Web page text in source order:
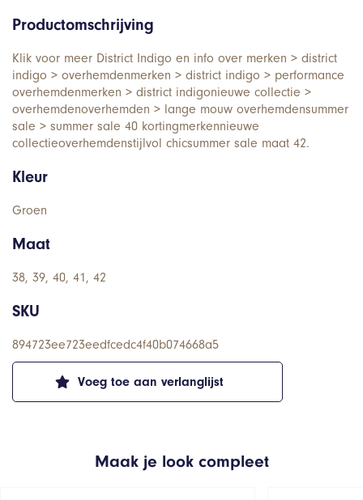
Voeg toe aan verlanglijst
Productomschrijving
Klik voor meer District Indigo en info over merken > district
indigo > overhemdenmerken > district indigo > performance
overhemdenmerken > district indigonieuwe collectie >
overhemdenoverhemden > lange mouw overhemdensummer
sale > summer sale 40 kortingmerkennieuwe
collectieoverhemdenstijlvol chicsummer sale maat 42.
Kleur
Groen
Maat
38, 39, 40, 41, 42
SKU
894723ee723eedfcedc4f40b074668a5
Maak je look compleet